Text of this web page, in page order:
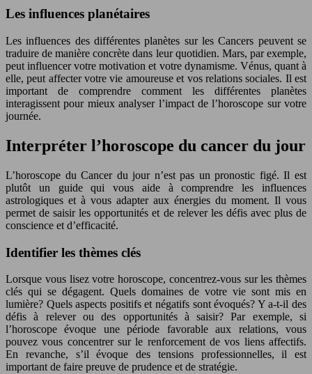
Les influences planétaires
Les influences des différentes planètes sur les Cancers peuvent se
traduire de manière concrète dans leur quotidien. Mars, par exemple,
peut influencer votre motivation et votre dynamisme. Vénus, quant à
elle, peut affecter votre vie amoureuse et vos relations sociales. Il est
important de comprendre comment les différentes planètes
interagissent pour mieux analyser l’impact de l’horoscope sur votre
journée.
Interpréter l’horoscope du cancer du jour
L’horoscope du Cancer du jour n’est pas un pronostic figé. Il est
plutôt un guide qui vous aide à comprendre les influences
astrologiques et à vous adapter aux énergies du moment. Il vous
permet de saisir les opportunités et de relever les défis avec plus de
conscience et d’efficacité.
Identifier les thèmes clés
Lorsque vous lisez votre horoscope, concentrez-vous sur les thèmes
clés qui se dégagent. Quels domaines de votre vie sont mis en
lumière? Quels aspects positifs et négatifs sont évoqués? Y a-t-il des
défis à relever ou des opportunités à saisir? Par exemple, si
l’horoscope évoque une période favorable aux relations, vous
pouvez vous concentrer sur le renforcement de vos liens affectifs.
En revanche, s’il évoque des tensions professionnelles, il est
important de faire preuve de prudence et de stratégie.